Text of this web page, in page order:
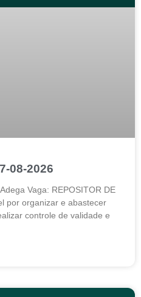
08-2026
Vaga: REPOSITOR DE
por organizar e abastecer
controle de validade e